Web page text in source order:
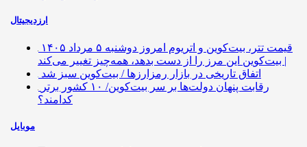
ارزدیجیتال
قیمت تتر، بیت‌کوین و اتریوم امروز دوشنبه ۵ مرداد ۱۴۰۵
| بیت‌کوین این مرز را از دست بدهد، همه‌چیز تغییر می‌کند
اتفاق تاریخی در بازار رمزارزها / بیت‌کوین سبز شد
رقابت پنهان دولت‌ها بر سر بیت‌کوین/ ۱۰ کشور برتر
کدامند؟
موبایل